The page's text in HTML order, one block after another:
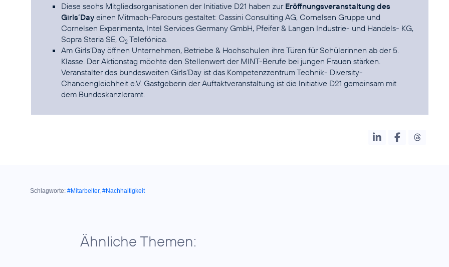
Diese sechs Mitgliedsorganisationen der Initiative D21 haben zur Eröffnungsveranstaltung des
Girls’Day einen Mitmach-Parcours gestaltet: Cassini Consulting AG, Cornelsen Gruppe und
Cornelsen Experimenta, Intel Services Germany GmbH, Pfeifer & Langen Industrie- und Handels- KG,
Sopra Steria SE, O2 Telefónica.
Am Girls‘Day öffnen Unternehmen, Betriebe & Hochschulen ihre Türen für Schülerinnen ab der 5.
Klasse. Der Aktionstag möchte den Stellenwert der MINT-Berufe bei jungen Frauen stärken.
Veranstalter des bundesweiten Girls‘Day ist das Kompetenzzentrum Technik- Diversity-
Chancengleichheit e.V. Gastgeberin derAuftaktveranstaltung ist die Initiative D21 gemeinsam mit
dem Bundeskanzleramt.
Schlagworte: #Mitarbeiter, #Nachhaltigkeit
Ähnliche Themen: